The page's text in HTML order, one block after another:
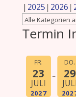
2025 2026
Termin
FR.
23
JULI
2027
DO.
29
JULI